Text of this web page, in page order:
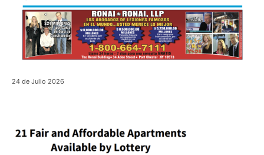
24 de Julio 2026